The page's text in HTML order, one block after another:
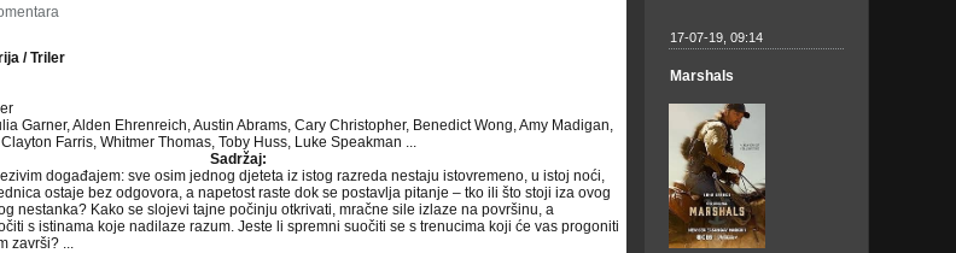
/ Triler
Garner, Alden Ehrenreich, Austin Abrams, Cary Christopher, Benedict Wong, Amy Madigan,
Farris, Whitmer Thomas, Toby Huss, Luke Speakman ...
Sadržaj:
događajem: sve osim jednog djeteta iz istog razreda nestaju istovremeno, u istoj noći,
ostaje bez odgovora, a napetost raste dok se postavlja pitanje – tko ili što stoji iza ovog
nestanka? Kako se slojevi tajne počinju otkrivati, mračne sile izlaze na površinu, a
s istinama koje nadilaze razum. Jeste li spremni suočiti se s trenucima koji će vas progoniti
završi? ...
17-07-19, 09:14
Marshals